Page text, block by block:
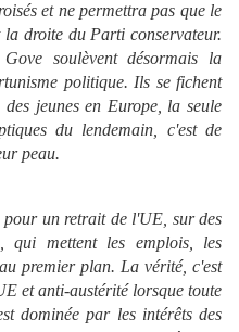
et ne permettra pas que le
droite du Parti conservateur.
soulèvent désormais la
politique. Ils se fichent
jeunes en Europe, la seule
du lendemain, c'est de
peau.
un retrait de l'UE, sur des
qui mettent les emplois, les
premier plan. La vérité, c'est
et anti-austérité lorsque toute
dominée par les intérêts des